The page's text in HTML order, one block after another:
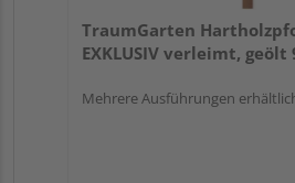
TraumGarten
EXKLUSIV verleimt, geölt
Mehrere Ausführungen